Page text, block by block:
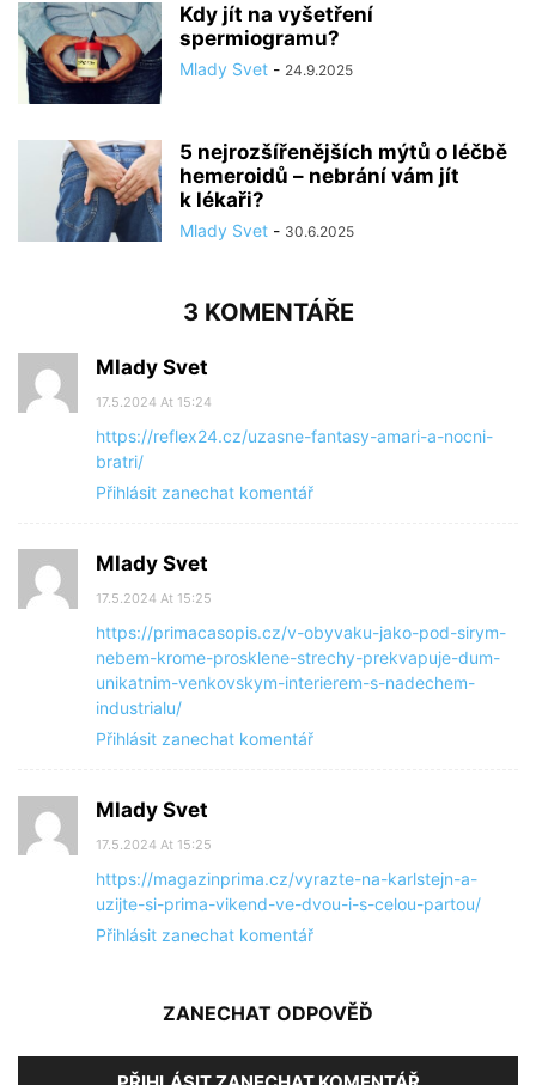
Kdy jít na vyšetření
spermiogramu?
Mlady Svet - 24.9.2025
5 nejrozšířenějších mýtů o léčbě
hemeroidů – nebrání vám jít
k lékaři?
Mlady Svet - 30.6.2025
3 KOMENTÁŘE
Mlady Svet
17.5.2024 At 15:24
https://reflex24.cz/uzasne-fantasy-amari-a-nocni-
bratri/
Přihlásit zanechat komentář
Mlady Svet
17.5.2024 At 15:25
https://primacasopis.cz/v-obyvaku-jako-pod-sirym-
nebem-krome-prosklene-strechy-prekvapuje-dum-
unikatnim-venkovskym-interierem-s-nadechem-
industrialu/
Přihlásit zanechat komentář
Mlady Svet
17.5.2024 At 15:25
https://magazinprima.cz/vyrazte-na-karlstejn-a-
uzijte-si-prima-vikend-ve-dvou-i-s-celou-partou/
Přihlásit zanechat komentář
ZANECHAT ODPOVĚĎ